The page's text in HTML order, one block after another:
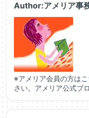
Author:アメリア事
※アメリア会員の方は
さい。アメリア公式ブ